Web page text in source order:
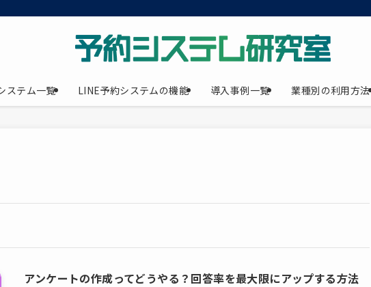
ステム一覧 LINE予約システムの機能 導入事例一覧 業種別の利用方法
アンケートの作成ってどうやる？回答率を最大限にアップする方法